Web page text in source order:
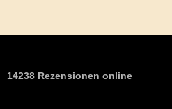
14238 Rezensionen online